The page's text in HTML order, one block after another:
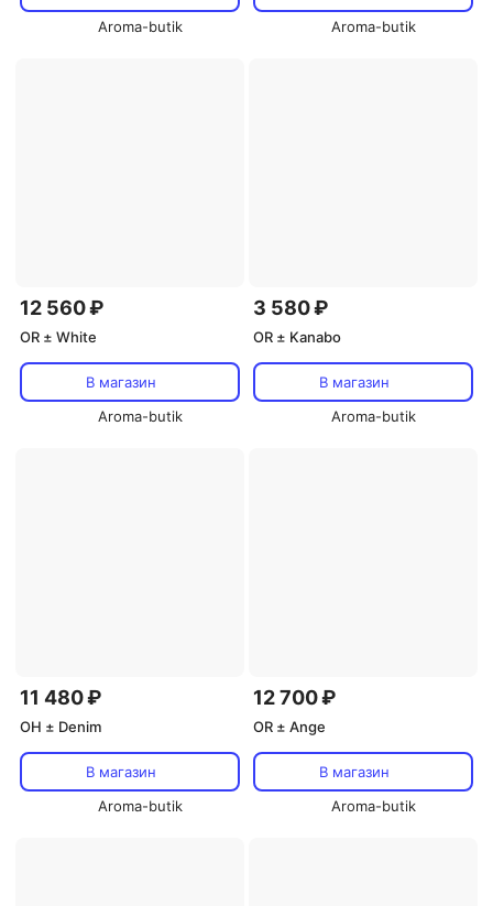
Aroma-butik
Aroma-butik
12 560 ₽
OR ± White
В магазин
Aroma-butik
3 580 ₽
OR ± Kanabo
В магазин
Aroma-butik
11 480 ₽
OH ± Denim
В магазин
Aroma-butik
12 700 ₽
OR ± Ange
В магазин
Aroma-butik